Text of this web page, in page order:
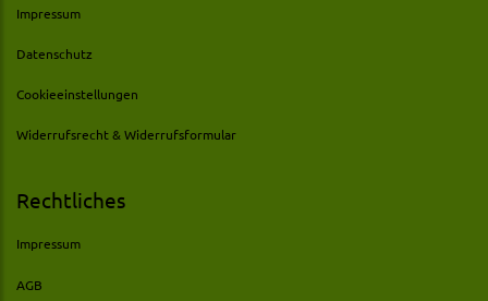
Impressum
Datenschutz
Cookieeinstellungen
Widerrufsrecht & Widerrufsformular
Rechtliches
Impressum
AGB